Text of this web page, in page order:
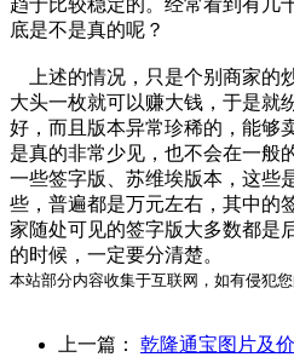
底是不是真的呢？
上述的情况，只是个别商家的
大头一枚就可以赚大钱，于是就
好，而且版本异常珍稀的，能够
是真的非常少见，也不会在一般
一些签字版、苏维埃版本，这些
些，普遍都是万元左右，其中的
家随处可见的签字版大多数都是
的时候，一定要分清楚。
本站部分内容收集于互联网，如有侵犯
上一篇： 乾隆通宝图片及